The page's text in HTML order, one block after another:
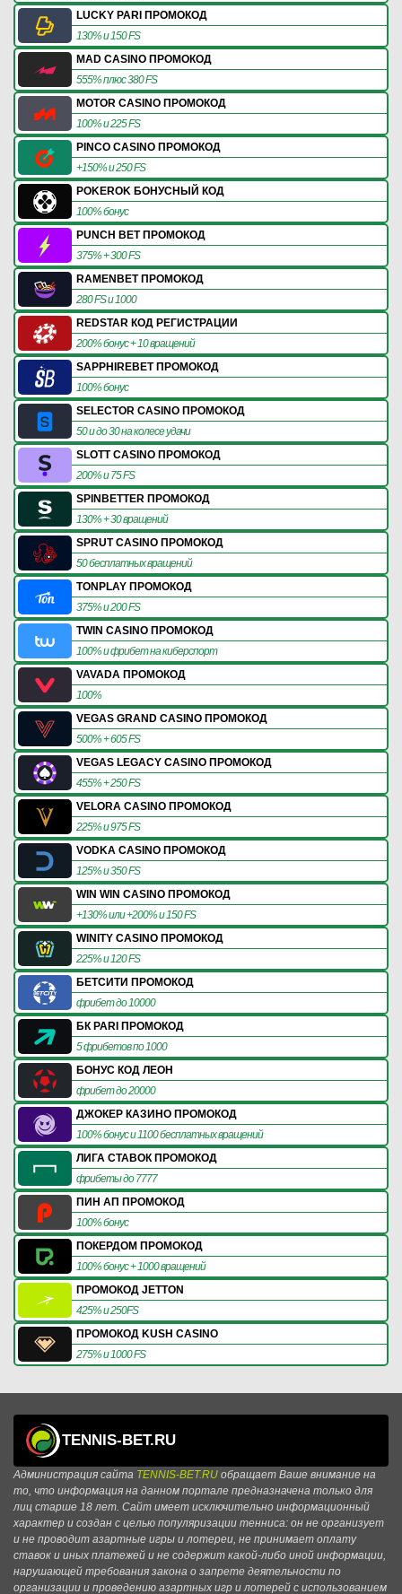
LUCKY PARI ПРОМОКОД
130% и 150 FS
MAD CASINO ПРОМОКОД
555% плюс 380 FS
MOTOR CASINO ПРОМОКОД
100% и 225 FS
PINCO CASINO ПРОМОКОД
+150% и 250 FS
POKEROK БОНУСНЫЙ КОД
100% бонус
PUNCH BET ПРОМОКОД
375% + 300 FS
RAMENBET ПРОМОКОД
280 FS и 1000
REDSTAR КОД РЕГИСТРАЦИИ
200% бонус + 10 вращений
SAPPHIREBET ПРОМОКОД
100% бонус
SELECTOR CASINO ПРОМОКОД
50 и до 30 на колесе удачи
SLOTT CASINO ПРОМОКОД
200% и 75 FS
SPINBETTER ПРОМОКОД
130% + 30 вращений
SPRUT CASINO ПРОМОКОД
50 бесплатных вращений
TONPLAY ПРОМОКОД
375% и 200 FS
TWIN CASINO ПРОМОКОД
100% и фрибет на киберспорт
VAVADA ПРОМОКОД
100%
VEGAS GRAND CASINO ПРОМОКОД
500% + 605 FS
VEGAS LEGACY CASINO ПРОМОКОД
455% + 250 FS
VELORA CASINO ПРОМОКОД
225% и 975 FS
VODKA CASINO ПРОМОКОД
125% и 350 FS
WIN WIN CASINO ПРОМОКОД
+130% или +200% и 150 FS
WINITY CASINO ПРОМОКОД
225% и 120 FS
БЕТСИТИ ПРОМОКОД
фрибет до 10000
БК PARI ПРОМОКОД
5 фрибетов по 1000
БОНУС КОД ЛЕОН
фрибет до 20000
ДЖОКЕР КАЗИНО ПРОМОКОД
100% бонус и 1100 бесплатных вращений
ЛИГА СТАВОК ПРОМОКОД
фрибеты до 7777
ПИН АП ПРОМОКОД
100% бонус
ПОКЕРДОМ ПРОМОКОД
100% бонус + 1000 вращений
ПРОМОКОД JETTON
425% и 250FS
ПРОМОКОД KUSH CASINO
275% и 1000 FS
TENNIS-BET.RU
Администрация сайта TENNIS-BET.RU обращает Ваше внимание на
то, что информация на данном портале предназначена только для
лиц старше 18 лет. Сайт имеет исключительно информационный
характер и создан с целью популяризации тенниса: он не организует
и не проводит азартные игры и лотереи, не принимает оплату
ставок и иных платежей и не содержит какой-либо иной информации,
нарушающей требования закона о запрете деятельности по
организации и проведению азартных игр и лотерей с использованием